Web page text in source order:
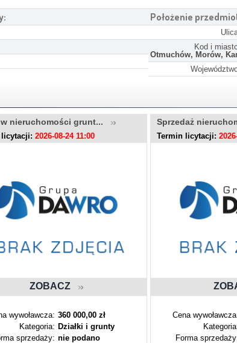
Położenie
Kod i
Otmuchów, Morów,
w nieruchomości grunt...
licytacji: 2026-08-24 11:00
ZOBACZ
wywoławcza: 360 000,00 zł
Kategoria: Działki i grunty
sprzedaży: nie podano
Sprzedaż
Termin licytacji:
Cena
Forma